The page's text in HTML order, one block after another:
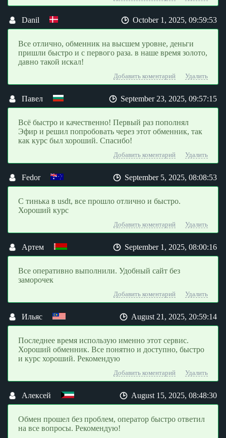
Danil October 1, 2025, 09:59:53
Все отлично, обменник на высшем уровне, деньги
пришли быстро и с первого раза. в наше время золото,
давно такой искал!
Добавить коментарий Удалить
Павел September 23, 2025, 09:57:15
Всё быстро и качественно! Первый раз пополнял
Эфир и решил попробовать через этот обменник, так
как курс был хороший. Спасибо!
Добавить коментарий Удалить
Fedor September 5, 2025, 08:08:53
С тинька в usdt, все прошло отлично и быстро.
Хороший курс
Добавить коментарий Удалить
Артем September 1, 2025, 08:00:16
Все оперативно выполнили. Удобный сайт без
заморочек
Добавить коментарий Удалить
Ильяс August 21, 2025, 20:59:14
Последнее время использую именно этот сервис.
Хороший обменник. Все понятно и доступно, быстро
и курс хороший. Рекомендую
Добавить коментарий Удалить
Алексей August 15, 2025, 08:48:30
Обмен прошел без проблем, оператор быстро ответил
на все вопросы. Рекомендую!